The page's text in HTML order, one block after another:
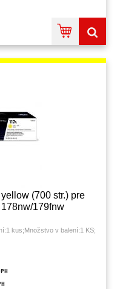
(700 str.) pre
179fnw
kus;Množstvo v balení:1 KS;